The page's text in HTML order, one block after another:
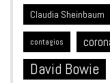
Claudia Sheinbaum
contagios
David Bowie